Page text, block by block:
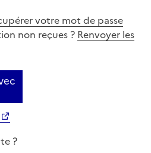
votre mot de passe
non reçues ? Renvoyer les
?